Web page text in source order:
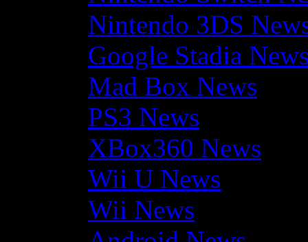
Nintendo 3DS
Google Stadia
Mad Box News
PS3 News
XBox360 News
Wii U News
Wii News